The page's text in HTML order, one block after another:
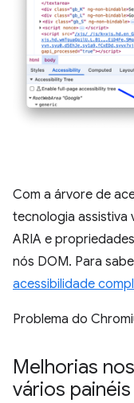
Com a árvore de
tecnologia assistiva
ARIA e
nós DOM. Para
acessibilidade
Problema do
Melhorias
vários painéis